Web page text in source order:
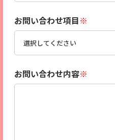
お問い合わせ項目※
お問い合わせ内容※